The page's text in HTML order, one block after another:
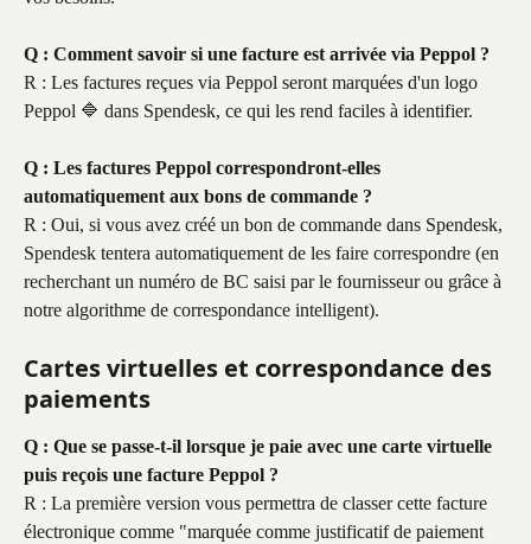
Q : Comment savoir si une facture est arrivée via Peppol ?
R : Les factures reçues via Peppol seront marquées d'un logo
Peppol 🔷 dans Spendesk, ce qui les rend faciles à identifier.
Q : Les factures Peppol correspondront-elles
automatiquement aux bons de commande ?
R : Oui, si vous avez créé un bon de commande dans Spendesk,
Spendesk tentera automatiquement de les faire correspondre (en
recherchant un numéro de BC saisi par le fournisseur ou grâce à
notre algorithme de correspondance intelligent).
Cartes virtuelles et correspondance des
paiements
Q : Que se passe-t-il lorsque je paie avec une carte virtuelle
puis reçois une facture Peppol ?
R : La première version vous permettra de classer cette facture
électronique comme "marquée comme justificatif de paiement